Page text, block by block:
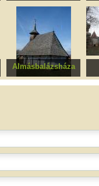
Római katolikus
templom
Almásbalázsháza
Mária